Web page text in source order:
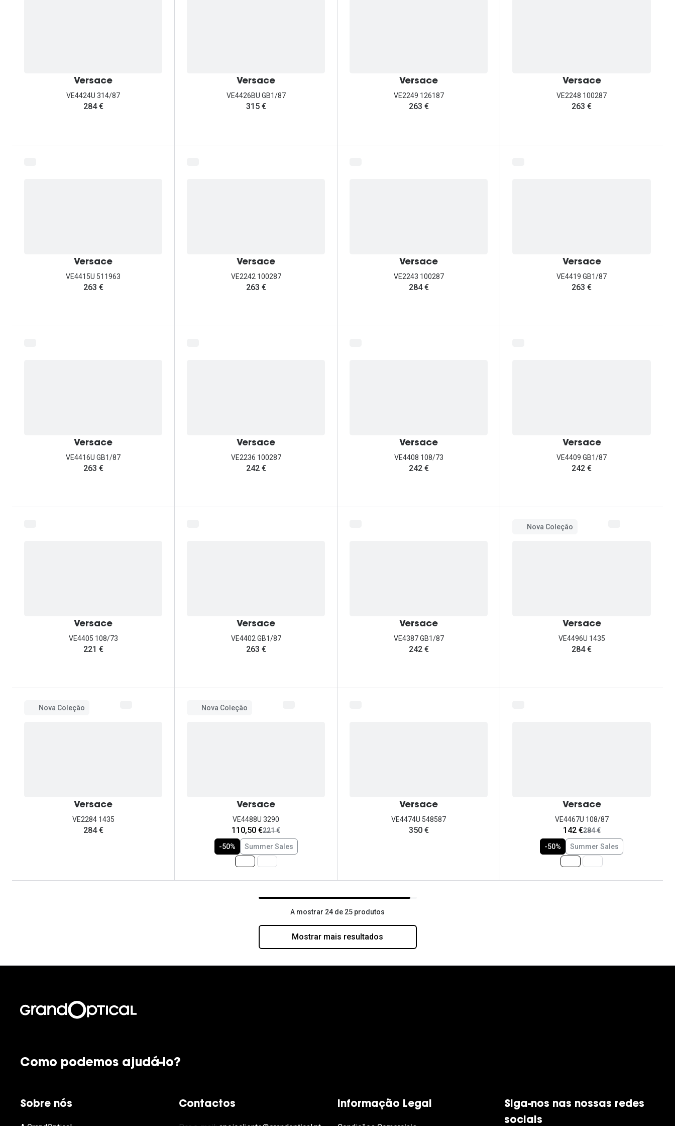
Versace
VE4424U 314/87
284 €
Versace
VE4426BU GB1/87
315 €
Versace
VE2249 126187
263 €
Versace
VE2248 100287
263 €
Versace
VE4415U 511963
263 €
Versace
VE2242 100287
263 €
Versace
VE2243 100287
284 €
Versace
VE4419 GB1/87
263 €
Versace
VE4416U GB1/87
263 €
Versace
VE2236 100287
242 €
Versace
VE4408 108/73
242 €
Versace
VE4409 GB1/87
242 €
Versace
VE4405 108/73
221 €
Versace
VE4402 GB1/87
263 €
Versace
VE4387 GB1/87
242 €
Nova Coleção
Versace
VE4496U 1435
284 €
Nova Coleção
Versace
VE2284 1435
284 €
Nova Coleção
Versace
VE4488U 3290
agora:
110,50 €era:
221 €
-50%
Summer Sales
Versace
VE4474U 548587
350 €
Versace
VE4467U 108/87
agora:
142 €era:
284 €
-50%
Summer Sales
A mostrar 24 de 25 produtos
Mostrar mais resultados
Como podemos ajudá-lo?
Sobre nós Contactos Informação Legal
Siga-nos nas nossas redes
sociais